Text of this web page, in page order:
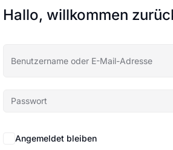
Hallo, willkommen
Angemeldet bleiben